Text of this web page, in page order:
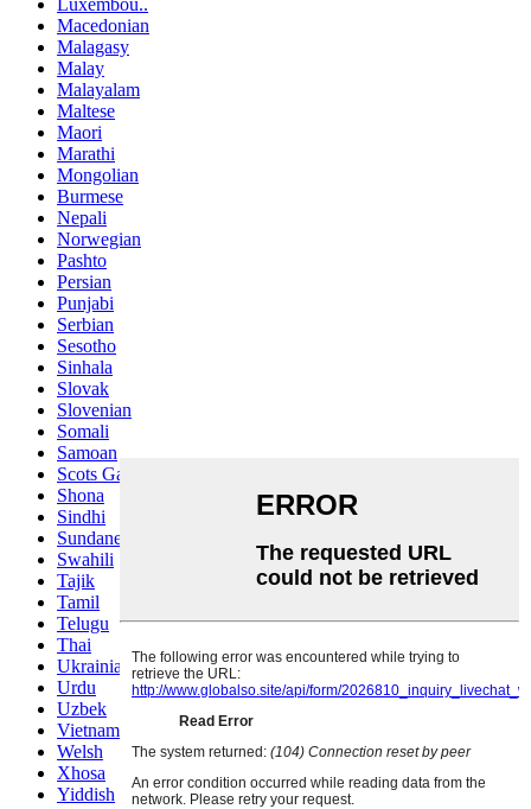
Luxembou..
Macedonian
Malagasy
Malay
Malayalam
Maltese
Maori
Marathi
Mongolian
Burmese
Nepali
Norwegian
Pashto
Persian
Punjabi
Serbian
Sesotho
Sinhala
Slovak
Slovenian
Somali
Samoan
Scots Gaelic
Shona
Sindhi
Sundanese
Swahili
Tajik
Tamil
Telugu
Thai
Ukrainian
Urdu
Uzbek
Vietnamese
Welsh
Xhosa
Yiddish